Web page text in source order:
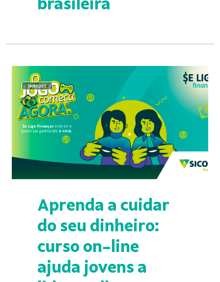
Notícias
Aprenda a cuidar
do seu dinheiro:
curso on-line
ajuda jovens a